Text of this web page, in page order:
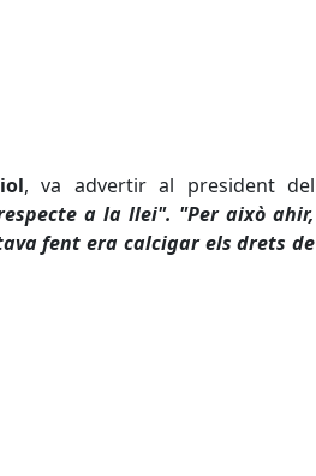
, va advertir al president del
a la llei". "Per això ahir,
fent era calcigar els drets de